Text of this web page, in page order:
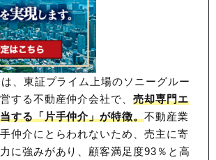
、東証プライム上場のソニーグルー
する不動産仲介会社で、売却専門エ
する「片手仲介」が特徴。不動産業
仲介にとらわれないため、売主に寄
に強みがあり、顧客満足度93％と高